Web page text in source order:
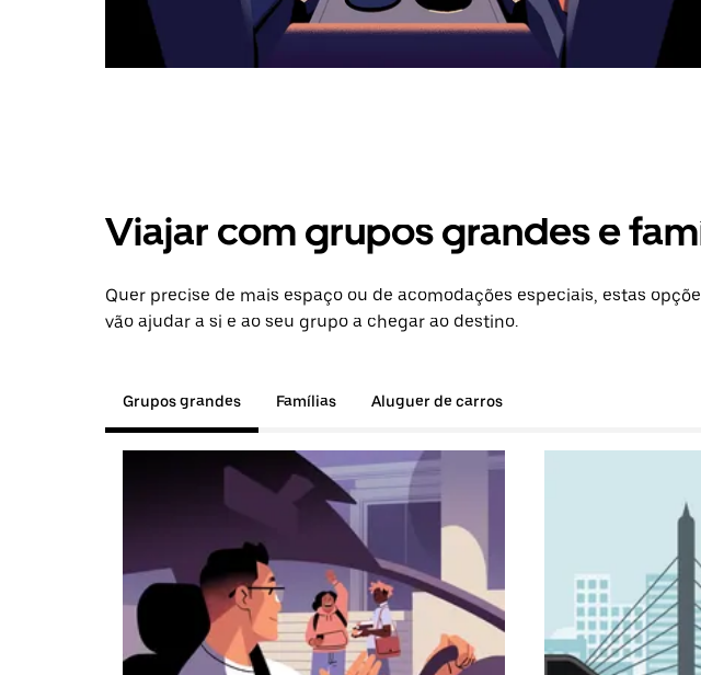
Viajar com grupos grandes e
Quer precise de mais espaço ou de acomodações especiais, estas
vão ajudar a si e ao seu grupo a chegar ao destino.
Grupos grandes Famílias Aluguer de carros